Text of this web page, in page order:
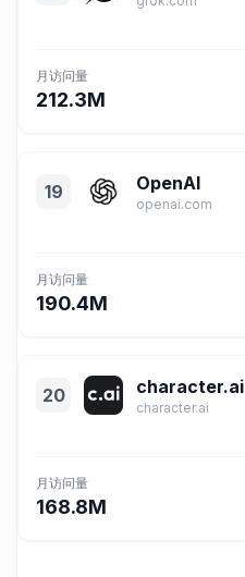
月访问量
212.3M
19 OpenAI
openai.com
月访问量
190.4M
20 character.ai
character.ai
月访问量
168.8M